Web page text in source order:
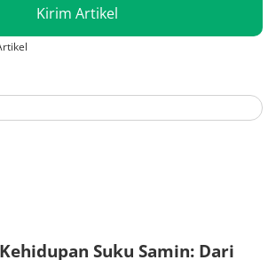
Kirim Artikel